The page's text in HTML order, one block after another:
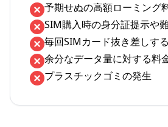
予期せぬの高額ローミング
SIM購入時の身分証提示や
毎回SIMカード抜き差しす
余分なデータ量に対する料
プラスチックゴミの発生